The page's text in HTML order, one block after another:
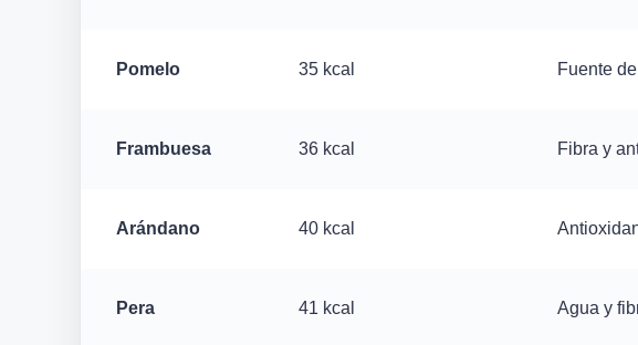
Pomelo 35 kcal Fuente
Frambuesa 36 kcal Fibra y
Arándano 40 kcal
Pera 41 kcal Agua y